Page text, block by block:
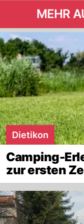
MEHR
Dietikon
Camping-
zur ersten